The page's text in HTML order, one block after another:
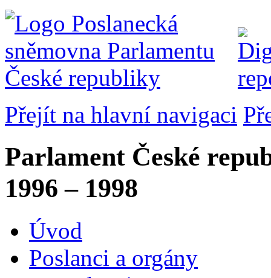
Přejít na hlavní navigaci
Parlament České
1996 – 1998
Úvod
Poslanci a orgány